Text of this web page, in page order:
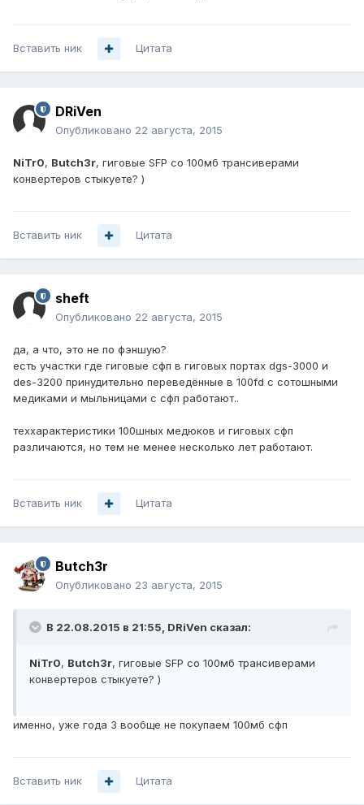
Вставить ник Цитата
DRiVen
Опубликовано 22 августа, 2015
NiTr0, Butch3r, гиговые SFP со 100мб трансиверами
конвертеров стыкуете? )
Вставить ник Цитата
sheft
Опубликовано 22 августа, 2015
да, а что, это не по фэншую?
есть участки где гиговые сфп в гиговых портах dgs-3000 и
des-3200 принудительно переведённые в 100fd с сотошными
медиками и мыльницами с сфп работают..
теххарактеристики 100шных медюков и гиговых сфп
различаются, но тем не менее несколько лет работают.
Вставить ник Цитата
Butch3r
Опубликовано 23 августа, 2015
В 22.08.2015 в 21:55, DRiVen сказал:
NiTr0, Butch3r, гиговые SFP со 100мб трансиверами
конвертеров стыкуете? )
именно, уже года 3 вообще не покупаем 100мб сфп
Вставить ник Цитата